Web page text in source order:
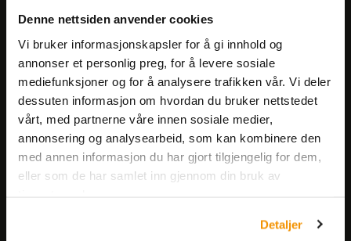
Denne nettsiden anvender cookies
Vi bruker informasjonskapsler for å gi innhold og
annonser et personlig preg, for å levere sosiale
mediefunksjoner og for å analysere trafikken vår. Vi deler
dessuten informasjon om hvordan du bruker nettstedet
vårt, med partnerne våre innen sosiale medier,
annonsering og analysearbeid, som kan kombinere den
med annen informasjon du har gjort tilgjengelig for dem,
eller som de har samlet inn gjennom din bruk av
Detaljer
Få informasjon om produkter,
arrangementer og kampanjer.
Meld på nyhetsbrev